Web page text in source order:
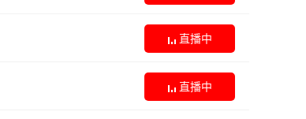
直播中
直播中